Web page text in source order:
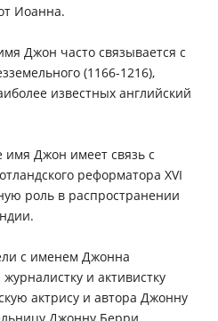
Иоанна.
Джон часто связывается с
(1166-1216),
известных английский
имя Джон имеет связь с
реформатора XVI
роль в распространении
с именем Джонна
и активистку
актрису и автора Джонну